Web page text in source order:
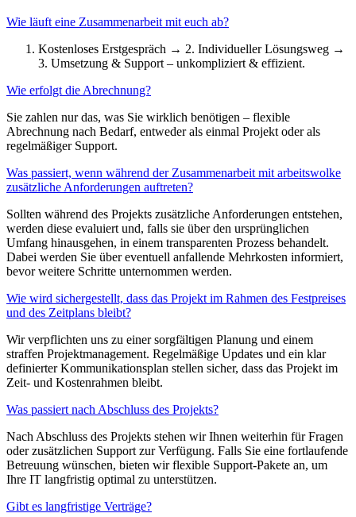
Wie läuft eine Zusammenarbeit mit euch ab?
Kostenloses Erstgespräch → 2. Individueller Lösungsweg →
3. Umsetzung & Support – unkompliziert & effizient.
Wie erfolgt die Abrechnung?
Sie zahlen nur das, was Sie wirklich benötigen – flexible
Abrechnung nach Bedarf, entweder als einmal Projekt oder als
regelmäßiger Support.
Was passiert, wenn während der Zusammenarbeit mit arbeitswolke
zusätzliche Anforderungen auftreten?
Sollten während des Projekts zusätzliche Anforderungen entstehen,
werden diese evaluiert und, falls sie über den ursprünglichen
Umfang hinausgehen, in einem transparenten Prozess behandelt.
Dabei werden Sie über eventuell anfallende Mehrkosten informiert,
bevor weitere Schritte unternommen werden.
Wie wird sichergestellt, dass das Projekt im Rahmen des Festpreises
und des Zeitplans bleibt?
Wir verpflichten uns zu einer sorgfältigen Planung und einem
straffen Projektmanagement. Regelmäßige Updates und ein klar
definierter Kommunikationsplan stellen sicher, dass das Projekt im
Zeit- und Kostenrahmen bleibt.
Was passiert nach Abschluss des Projekts?
Nach Abschluss des Projekts stehen wir Ihnen weiterhin für Fragen
oder zusätzlichen Support zur Verfügung. Falls Sie eine fortlaufende
Betreuung wünschen, bieten wir flexible Support-Pakete an, um
Ihre IT langfristig optimal zu unterstützen.
Gibt es langfristige Verträge?